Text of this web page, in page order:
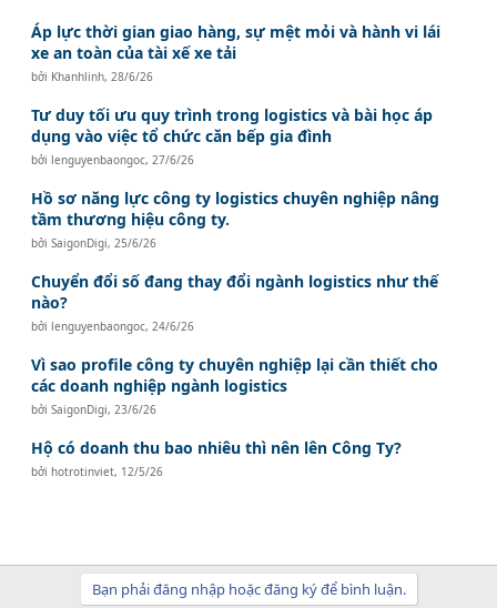
Áp lực thời gian giao hàng, sự mệt mỏi và hành vi lái
xe an toàn của tài xế xe tải
bởi Khanhlinh,28/6/26
Tư duy tối ưu quy trình trong logistics và bài học áp
dụng vào việc tổ chức căn bếp gia đình
bởilenguyenbaongoc,27/6/26
Hồ sơ năng lực công ty logistics chuyên nghiệp nâng
tầm thương hiệu công ty.
bởiSaigonDigi,25/6/26
Chuyển đổi số đang thay đổi ngành logistics như thế
nào?
bởilenguyenbaongoc,24/6/26
Vì sao profile công ty chuyên nghiệp lại cần thiết cho
các doanh nghiệp ngành logistics
bởiSaigonDigi,23/6/26
Hộ có doanh thu bao nhiêu thì nên lên Công Ty?
bởihotrotinviet, 12/5/26
Bạn phải đăng nhập hoặc đăng ký để bình luận.